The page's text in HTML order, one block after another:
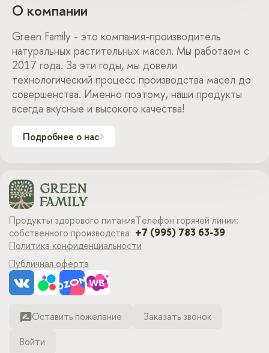
О компании
Подробнее о нас
Green Family - это компания-производитель
натуральных растительных масел. Мы работаем с
2017 года. За эти годы, мы довели
технологический процесс производства масел до
совершенства. Именно поэтому, наши продукты
всегда вкусные и высокого качества!
Продукты здорового питания
собственного производства
Телефон горячей линии:
+7 (995) 783 63-39
Политика конфиденциальности
Публичная оферта
Оставить пожелание
Заказать звонок
Войти